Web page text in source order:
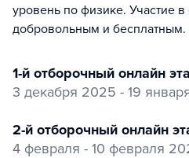
уровень по физике. Участие
добровольным и бесплатным.
1-й отборочный онлайн
3 декабря 2025 - 19
2-й отборочный онлайн
4 февраля - 10 февраля